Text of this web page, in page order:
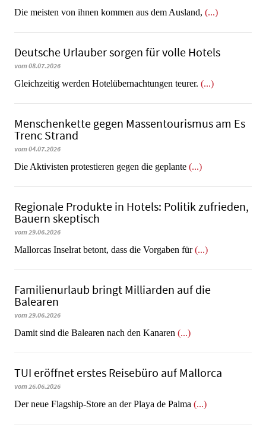
Die meisten von ihnen kommen aus dem Ausland, (...)
Deutsche Urlauber sorgen für volle Hotels
vom 08.07.2026
Gleichzeitig werden Hotelübernachtungen teurer. (...)
Menschenkette gegen Massentourismus am Es
Trenc Strand
vom 04.07.2026
Die Aktivisten protestieren gegen die geplante (...)
Regionale Produkte in Hotels: Politik zufrieden,
Bauern skeptisch
vom 29.06.2026
Mallorcas Inselrat betont, dass die Vorgaben für(...)
Familienurlaub bringt Milliarden auf die
Balearen
vom 29.06.2026
​​​​​​​Damit sind die Balearen nach den Kanaren (...)
TUI eröffnet erstes Reisebüro auf Mallorca
vom 26.06.2026
Der neue Flagship-Store an der Playa de Palma (...)